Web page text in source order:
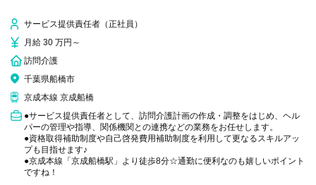
サービス提供責任者（正社員）
月給 30 万円～
訪問介護
千葉県船橋市
京成本線 京成船橋
●サービス提供責任者として、訪問介護計画の作成・調整をはじめ、ヘル
パーの管理や指導、関係機関との連携などの業務をお任せします。
●資格取得補助制度や自己啓発費用補助制度を利用して更なるスキルアッ
プも目指せます♪
●京成本線「京成船橋駅」より徒歩8分☆通勤に便利なのも嬉しいポイント
ですね！